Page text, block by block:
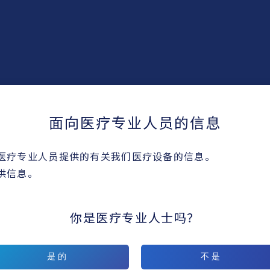
产品系列
面向医疗专业人员的信息
专业人员提供的有关我们医疗设备的信息。
息。
你是医疗专业人士吗？
是的 不是